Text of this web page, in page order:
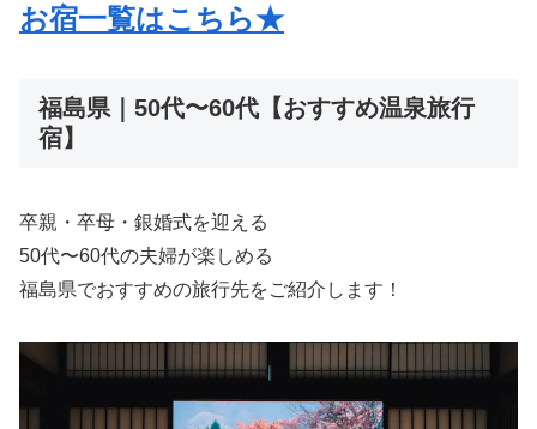
お宿一覧はこちら★
福島県｜50代〜60代【おすすめ温泉旅行
宿】
卒親・卒母・銀婚式を迎える
50代〜60代の夫婦が楽しめる
福島県でおすすめの旅行先をご紹介します！